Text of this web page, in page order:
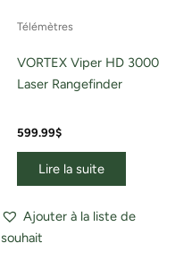
Télémètres
VORTEX Viper HD 3000
Laser Rangefinder
599.99$
Lire la suite
Ajouter à la liste de
souhait